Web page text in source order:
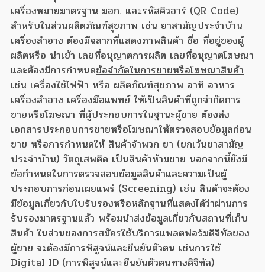
เครื่องหมายมาตรฐาน มอก. และรหัสคิวอาร์ (QR Code)
สำหรับในส่วนผลิตภัณฑ์สุขภาพ เช่น ยาสามัญประจำบ้าน
เครื่องสำอาง ต้องมีฉลากที่แสดงภาพสินค้า ชื่อ ที่อยู่ของผู้
ผลิตหรือ นำเข้า เลขที่อนุญาตการผลิต เลขที่อนุญาตโฆษณา
และต้องมีการกำหนดข้อจำกัดในการขายหรือโฆษณาสินค้า
เช่น เครื่องใช้ไฟฟ้า หรือ ผลิตภัณฑ์สุขภาพ อาทิ อาหาร
เครื่องสำอาง เครื่องมือแพทย์ ให้เป็นสินค้าที่ถูกจำกัดการ
ขายหรือโฆษณา ที่ผู้ประกอบการในฐานะผู้ขาย ต้องส่ง
เอกสารประกอบการขายหรือโฆษณาให้ตรวจสอบข้อมูลก่อน
ขาย หรือการกำหนดให้ สินค้าจำพวก ยา (ยกเว้นยาสามัญ
ประจำบ้าน) วัตถุเสพติด เป็นสินค้าห้ามขาย นอกจากนี้ยังมี
ข้อกำหนดในการตรวจสอบข้อมูลสินค้าและความเป็นผู้
ประกอบการก่อนเผยแพร่ (Screening) เช่น สินค้าจะต้อง
มีข้อมูลเกี่ยวกับใบรับรองหรือหลักฐานที่แสดงได้ว่าผ่านการ
รับรองมาตรฐานแล้ว พร้อมนำส่งข้อมูลเกี่ยวกับสถานที่เก็บ
สินค้า ในส่วนของการสมัครใช้บริการแพลตฟอร์มดิจิทัลของ
ผู้ขาย จะต้องมีการพิสูจน์และยืนยันตัวตน เช่นการใช้
Digital ID (การพิสูจน์และยืนยันตัวตนทางดิจิทัล)